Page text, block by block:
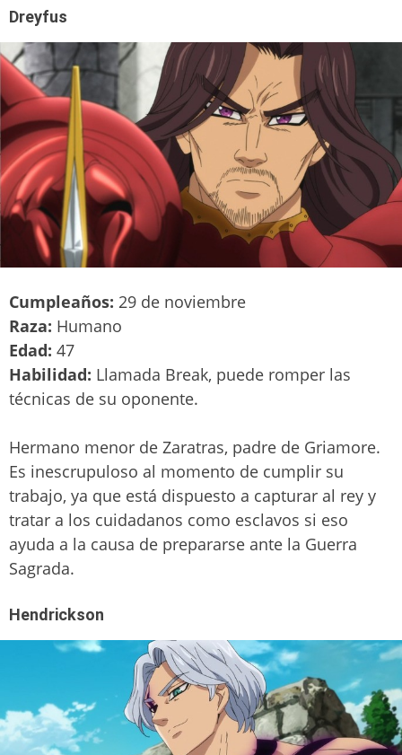
Dreyfus
Cumpleaños: 29 de noviembre
Raza: Humano
Edad: 47
Habilidad: Llamada Break, puede romper las
técnicas de su oponente.
Hermano menor de Zaratras, padre de Griamore.
Es inescrupuloso al momento de cumplir su
trabajo, ya que está dispuesto a capturar al rey y
tratar a los cuidadanos como esclavos si eso
ayuda a la causa de prepararse ante la Guerra
Sagrada.
Hendrickson